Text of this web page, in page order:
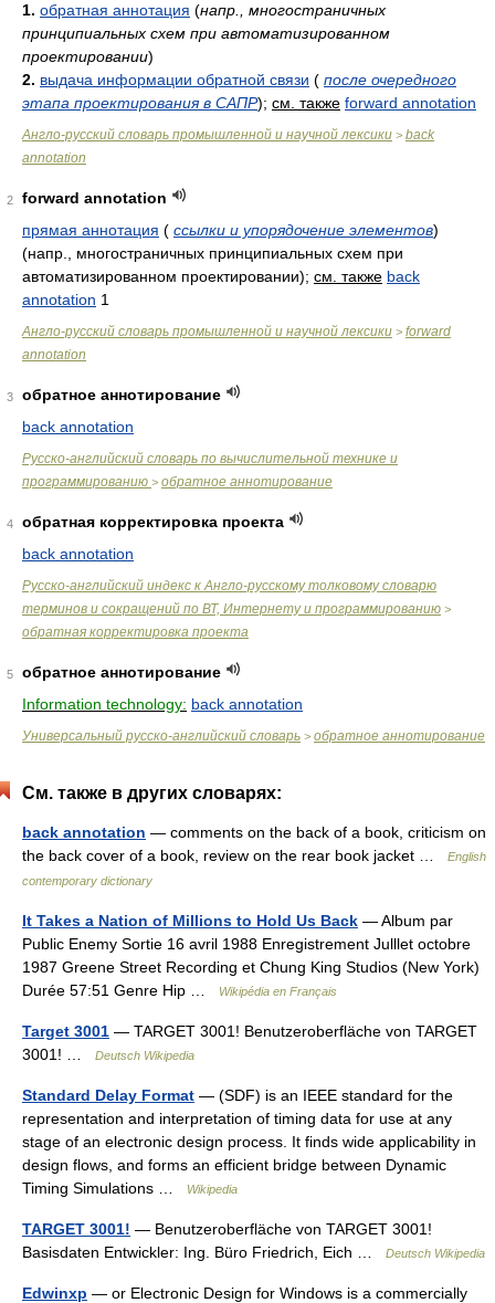
1. обратная аннотация (напр., многостраничных
принципиальных схем при автоматизированном
проектировании)
2. выдача информации обратной связи ( после очередного
этапа проектирования в САПР); см. также forward annotation
Англо-русский словарь промышленной и научной лексики > back
annotation
2
forward annotation
прямая аннотация ( ссылки и упорядочение элементов)
(напр., многостраничных принципиальных схем при
автоматизированном проектировании); см. также back
annotation 1
Англо-русский словарь промышленной и научной лексики > forward
annotation
3
обратное аннотирование
back annotation
Русско-английский словарь по вычислительной технике и
программированию > обратное аннотирование
4
обратная корректировка проекта
back annotation
Русско-английский индекс к Англо-русскому толковому словарю
терминов и сокращений по ВТ, Интернету и программированию >
обратная корректировка проекта
5
обратное аннотирование
Information technology: back annotation
Универсальный русско-английский словарь > обратное аннотирование
См. также в других словарях:
back annotation — comments on the back of a book, criticism on
the back cover of a book, review on the rear book jacket …
English
contemporary dictionary
It Takes a Nation of Millions to Hold Us Back — Album par
Public Enemy Sortie 16 avril 1988 Enregistrement Julllet octobre
1987 Greene Street Recording et Chung King Studios (New York)
Durée 57:51 Genre Hip …
Wikipédia en Français
Target 3001 — TARGET 3001! Benutzeroberfläche von TARGET
3001! …
Deutsch Wikipedia
Standard Delay Format — (SDF) is an IEEE standard for the
representation and interpretation of timing data for use at any
stage of an electronic design process. It finds wide applicability in
design flows, and forms an efficient bridge between Dynamic
Timing Simulations …
Wikipedia
TARGET 3001! — Benutzeroberfläche von TARGET 3001!
Basisdaten Entwickler: Ing. Büro Friedrich, Eich …
Deutsch Wikipedia
Edwinxp — or Electronic Design for Windows is a commercially